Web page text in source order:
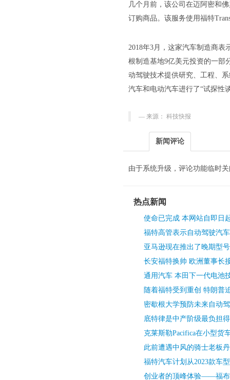
几个月前，该公司在迈阿密和
订购商品。该服务使用福特
2018年3月，这家汽车制造商
根制造基地9亿美元投资的一部
动驾驶技术提供研究、工程、
汽车和电动汽车进行了“试探性
来源： 科技快报
新闻评论
由于系统升级，评论功能临时
热点新闻
使命已完成 本网站自即日
福特高管表示自动驾驶汽
亚马逊现在推出了晚期型
长安福特换帅 欧洲董事长
通用汽车 本田下一代电池
随着福特受到重创 特朗普
密歇根大学预防未来自动
底特律是中产阶级最负担
克莱斯勒Pacifica在小型货
此前遭遇中风的骑士老板
福特汽车计划从2023款车
创业者的顶峰体验——福布